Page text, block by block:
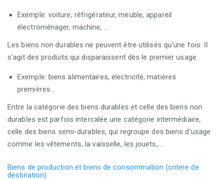
Exemple: voiture, réfrigérateur, meuble, appareil
électroménager, machine, ...
Les biens non durables ne peuvent être utilisés qu'une fois. II
s'agit des produits qui disparaissent dès le premier usage.
Exemple: biens alimentaires, électricité, matières
premières...
Entre la catégorie des biens durables et celle des biens non
durables est parfois intercalée une catégorie intermédiaire,
celle des biens semi-durables, qui regroupe des biens d'usage
comme les vêtements, la vaisselle, les jouets, …
Biens de production et biens de consommation (critère de
destination)